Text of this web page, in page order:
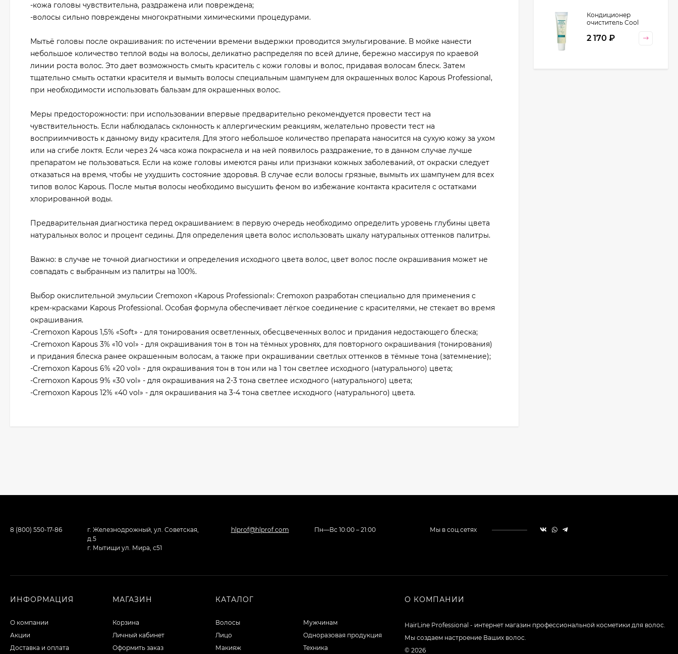
-кожа головы чувствительна, раздражена или повреждена;
-волосы сильно повреждены многократными химическими процедурами.
Мытьё головы после окрашивания: по истечении времени выдержки проводится эмульгирование. В мойке нанести
небольшое количество теплой воды на волосы, деликатно распределяя по всей длине, бережно массируя по краевой
линии роста волос. Это дает возможность смыть краситель с кожи головы и волос, придавая волосам блеск. Затем
тщательно смыть остатки красителя и вымыть волосы специальным шампунем для окрашенных волос Kapous Professional,
при необходимости использовать бальзам для окрашенных волос.
Меры предосторожности: при использовании впервые предварительно рекомендуется провести тест на
чувствительность. Если наблюдалась склонность к аллергическим реакциям, желательно провести тест на
восприимчивость к данному виду красителя. Для этого небольшое количество препарата наносится на сухую кожу за ухом
или на сгибе локтя. Если через 24 часа кожа покраснела и на ней появилось раздражение, то в данном случае лучше
препаратом не пользоваться. Если на коже головы имеются раны или признаки кожных заболеваний, от окраски следует
отказаться на время, чтобы не ухудшить состояние здоровья. В случае если волосы грязные, вымыть их шампунем для всех
типов волос Kapous. После мытья волосы необходимо высушить феном во избежание контакта красителя с остатками
хлорированной воды.
Предварительная диагностика перед окрашиванием: в первую очередь необходимо определить уровень глубины цвета
натуральных волос и процент седины. Для определения цвета волос использовать шкалу натуральных оттенков палитры.
Важно: в случае не точной диагностики и определения исходного цвета волос, цвет волос после окрашивания может не
совпадать с выбранным из палитры на 100%.
Выбор окислительной эмульсии Cremoxon «Kapous Professional»: Cremoxon разработан специально для применения с
крем-красками Kapous Professional. Особая формула обеспечивает лёгкое соединение с красителями, не стекает во время
окрашивания.
-Cremoxon Kapous 1,5% «Soft» - для тонирования осветленных, обесцвеченных волос и придания недостающего блеска;
-Cremoxon Kapous 3% «10 vol» - для окрашивания тон в тон на тёмных уровнях, для повторного окрашивания (тонирования)
и придания блеска ранее окрашенным волосам, а также при окрашивании светлых оттенков в тёмные тона (затемнение);
-Cremoxon Kapous 6% «20 vol» - для окрашивания тон в тон или на 1 тон светлее исходного (натурального) цвета;
-Cremoxon Kapous 9% «30 vol» - для окрашивания на 2-3 тона светлее исходного (натурального) цвета;
-Cremoxon Kapous 12% «40 vol» - для окрашивания на 3-4 тона светлее исходного (натурального) цвета.
Кондиционер
очиститель Cool
Cosmetics, 130 гр
2 170 ₽
8 (800) 550-17-86
г. Железнодрожный, ул. Советская,
д.5
г. Мытищи ул. Мира, с51
hlprof@hlprof.com Пн—Вс 10:00 – 21:00 Мы в соц.сетях
ИНФОРМАЦИЯ
О компании
Акции
Доставка и оплата
МАГАЗИН
Корзина
Личный кабинет
Оформить заказ
КАТАЛОГ
Волосы
Лицо
Макияж
Мужчинам
Одноразовая продукция
Техника
О КОМПАНИИ
HairLine Professional - интернет магазин профессиональной косметики для волос.
Мы создаем настроение Ваших волос.
© 2026